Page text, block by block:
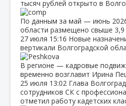
тысяч рублей открыто в
По данным за май — июнь
области размещено свыше 3,9
27 июля 15:16 Новые
вертикали Волгоградской
В регионе — кадровые
временно возглавит Ирина
25 июля 13:02 Глава
сотрудников СК с
отметил работу кадетских